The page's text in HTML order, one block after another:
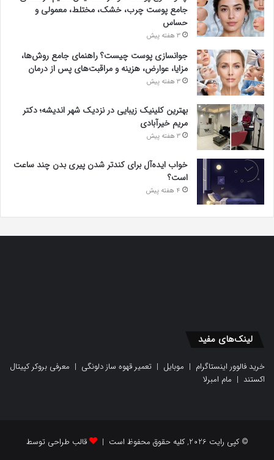
جامع پوست چرب، خشک، مختلط، معمولی و
حساس
3 هفته پیش
جوانسازی پوست چیست؟ راهنمای جامع روش‌ها،
مزایا، عوارض، هزینه و مراقبت‌های پس از درمان
3 هفته پیش
بهترین کلینیک زیبایی در نزدیک شهر اندیشه؛ دکتر
مریم خیرآبادی
3 هفته پیش
خواب ایده‌آل برای کندتر شدن پیری بدن چند ساعت
است؟
4 هفته پیش
لینک‌های مفید
خرید فالوور اینستاگرام | موبایل | تعمیر قهوه ساز دلونگی | معرفی بروکر کپیتال
اکستند | مام امبرلا
© کپی رایت 2026, کلیه حقوق محفوظ است | قالب طراحی توسط